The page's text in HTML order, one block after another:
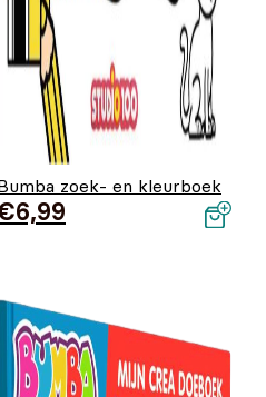
zoek- en kleurboek
6,99